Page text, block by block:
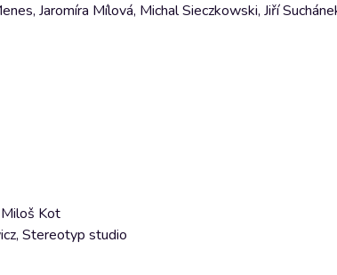
Jaromíra Mílová, Michal Sieczkowski, Jiří
Miloš Kot
Stereotyp studio